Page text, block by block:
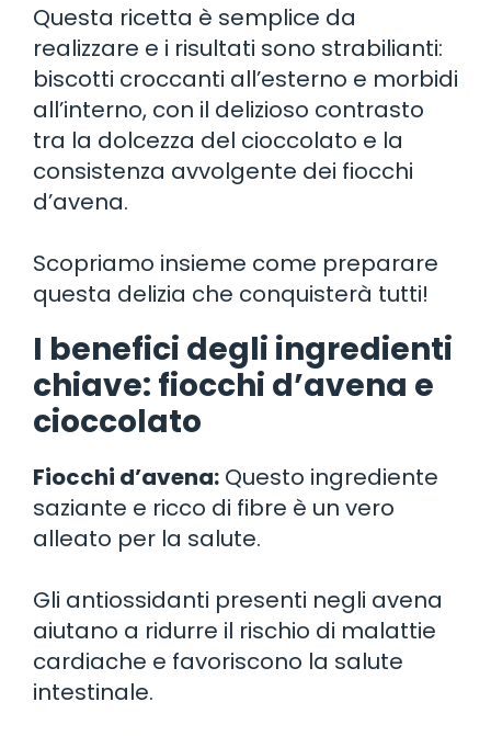
Questa ricetta è semplice da
realizzare e i risultati sono strabilianti:
biscotti croccanti all’esterno e morbidi
all’interno, con il delizioso contrasto
tra la dolcezza del cioccolato e la
consistenza avvolgente dei fiocchi
d’avena.
Scopriamo insieme come preparare
questa delizia che conquisterà tutti!
I benefici degli ingredienti
chiave: fiocchi d’avena e
cioccolato
Fiocchi d’avena: Questo ingrediente
saziante e ricco di fibre è un vero
alleato per la salute.
Gli antiossidanti presenti negli avena
aiutano a ridurre il rischio di malattie
cardiache e favoriscono la salute
intestinale.